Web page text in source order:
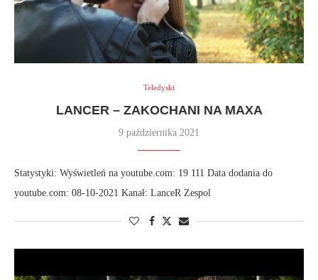
Teledyski
LANCER – ZAKOCHANI NA MAXA
9 października 2021
Statystyki: Wyświetleń na youtube.com: 19 111 Data dodania do
youtube.com: 08-10-2021 Kanał: LanceR Zespol